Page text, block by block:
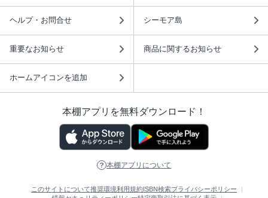
ヘルプ・お問合せ シーモア島
重要なお知らせ 商品に関するお知らせ
ホームアイコンを追加
本棚アプリを無料ダウンロード！
本棚アプリについて
このサイトについて推奨環境利用規約 ISBN検索プライバシーポリシー